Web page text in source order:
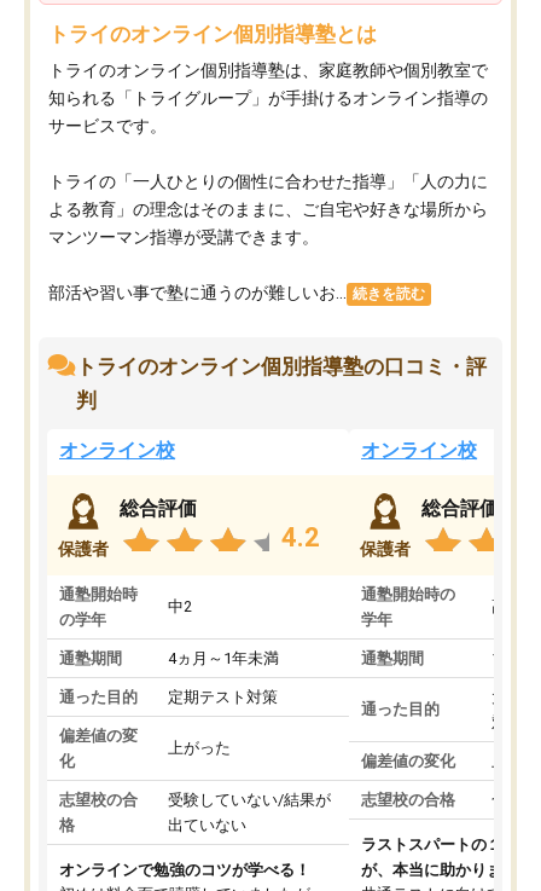
トライのオンライン個別指導塾とは
トライのオンライン個別指導塾は、家庭教師や個別教室で
知られる「トライグループ」が手掛けるオンライン指導の
サービスです。
トライの「一人ひとりの個性に合わせた指導」「人の力に
よる教育」の理念はそのままに、ご自宅や好きな場所から
マンツーマン指導が受講できます。
部活や習い事で塾に通うのが難しいお... 続きを読む
トライのオンライン個別指導塾の口コミ・評
判
オンライン校
保護者
総合評価
4.2
通塾開始時
の学年
中2
通塾期間 4ヵ月～1年未満
通った目的 定期テスト対策
偏差値の変
化
上がった
志望校の合
格
受験していない/結果が
出ていない
オンラインで勉強のコツが学べる！
オンライン校
保護者
総合評価
通塾開始時の
学年
高3
通塾期間 1～3
通った目的
大学
対策
偏差値の変化
志望校の合格 合格
ラストスパートの１か月
が、本当に助かりました